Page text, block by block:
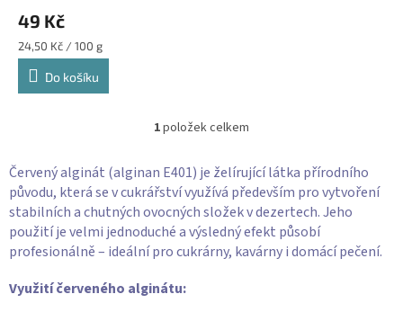
49 Kč
Měrná
cena:
24,50 Kč / 100 g
Do košíku
O
l
á
d
a
c
í
1položek celkem
Červený alginát (alginan E401) je želírující látka přírodního
původu, která se v cukrářství využívá především pro vytvoření
stabilních a chutných ovocných složek v dezertech. Jeho
použití je velmi jednoduché a výsledný efekt působí
profesionálně – ideální pro cukrárny, kavárny i domácí pečení.
Využití červeného alginátu: